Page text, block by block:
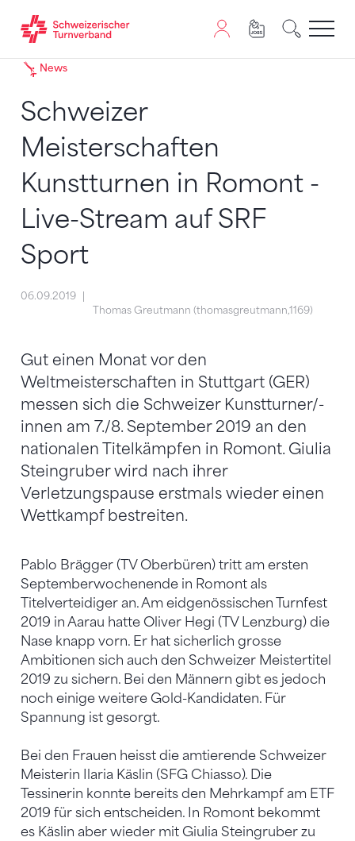
Zum Inhalt springen
Zur Sitemap navigieren
Zum Navigieren dieser Seite wird JavaScript benötigt.
News
Schweizer
Meisterschaften
Kunstturnen in Romont -
Live-Stream auf SRF
Sport
06.09.2019
Thomas Greutmann (thomasgreutmann,1169)
Gut einen Monat vor den
Weltmeisterschaften in Stuttgart (GER)
messen sich die Schweizer Kunstturner/-
innen am 7./8. September 2019 an den
nationalen Titelkämpfen in Romont. Giulia
Steingruber wird nach ihrer
Verletzungspause erstmals wieder einen
Wettkampf bestreiten.
Pablo Brägger (TV Oberbüren) tritt am ersten
Septemberwochenende in Romont als
Titelverteidiger an. Am eidgenössischen Turnfest
2019 in Aarau hatte Oliver Hegi (TV Lenzburg) die
Nase knapp vorn. Er hat sicherlich grosse
Ambitionen sich auch den Schweizer Meistertitel
2019 zu sichern. Bei den Männern gibt es jedoch
noch einige weitere Gold-Kandidaten. Für
Spannung ist gesorgt.
Bei den Frauen heisst die amtierende Schweizer
Meisterin Ilaria Käslin (SFG Chiasso). Die
Tessinerin konnte bereits den Mehrkampf am ETF
2019 für sich entscheiden. In Romont bekommt
es Käslin aber wieder mit Giulia Steingruber zu